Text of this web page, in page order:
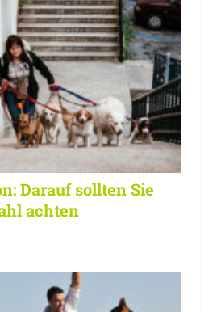
Darauf sollten Sie
achten